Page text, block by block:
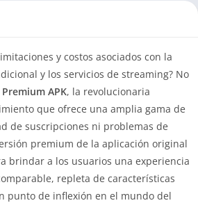
y costos asociados con la
y los servicios de streaming? No
Premium APK, la revolucionaria
que ofrece una amplia gama de
de suscripciones ni problemas de
premium de la aplicación original
brindar a los usuarios una experiencia
repleta de características
punto de inflexión en el mundo del